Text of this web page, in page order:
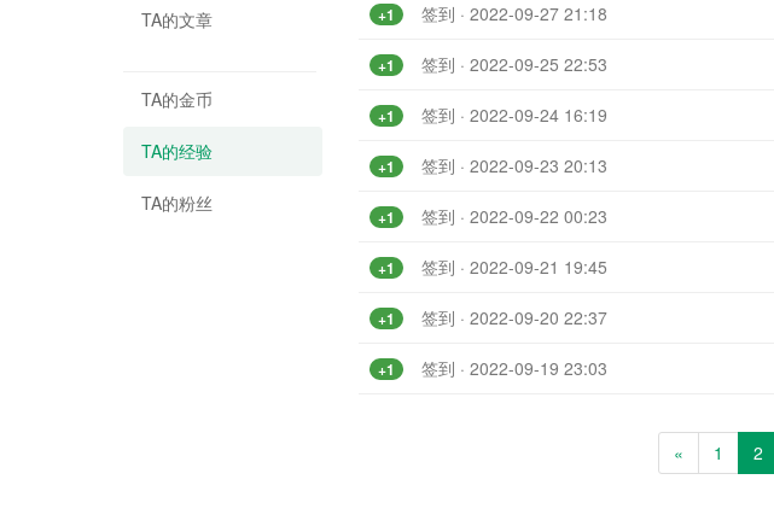
TA的文章
TA的金币
TA的经验
TA的粉丝
+1 签到 · 2022-09-27 21:18
+1 签到 · 2022-09-25 22:53
+1 签到 · 2022-09-24 16:19
+1 签到 · 2022-09-23 20:13
+1 签到 · 2022-09-22 00:23
+1 签到 · 2022-09-21 19:45
+1 签到 · 2022-09-20 22:37
+1 签到 · 2022-09-19 23:03
« 1 2